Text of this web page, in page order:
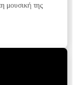
μουσική της